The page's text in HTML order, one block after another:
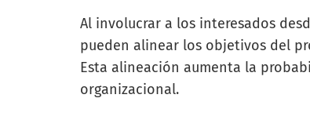
Al involucrar a los interesados
pueden alinear los objetivos del
Esta alineación aumenta la
organizacional.